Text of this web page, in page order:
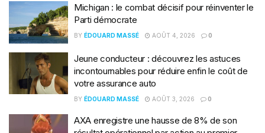
Michigan : le combat décisif pour réinventer le
Parti démocrate
BY ÉDOUARD MASSÉ AOÛT 4, 2026 0
Jeune conducteur : découvrez les astuces
incontournables pour réduire enfin le coût de
votre assurance auto
BY ÉDOUARD MASSÉ AOÛT 3, 2026 0
AXA enregistre une hausse de 8% de son